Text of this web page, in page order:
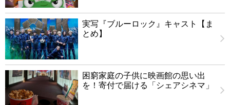
実写『ブルーロック』キャスト【ま
とめ】
困窮家庭の子供に映画館の思い出
を！寄付で届ける「シェアシネマ」